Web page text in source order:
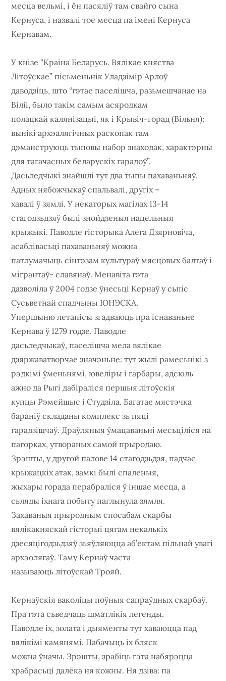
месца вельмі, і ён пасяліў там свайго сына
Кернуса, і назвалі тое месца па імені Кернуса
Кернавам.
У кнізе “Краіна Беларусь. Вялікае княства
Літоўскае” пісьменьнік Уладзімір Арлоў
даводзіць, што “гэтае паселішча, разьмешчанае на
Віліі, было такім самым асяродкам
полацкай калянізацыі, як і Крывіч-горад (Вільня):
вынікі архэалягічных раскопак там
дэманструюць тыповы набор знаходак, характэрны
для тагачасных беларускіх гарадоў”.
Дасьледчыкі знайшлі тут два тыпы пахаваньняў.
Адных нябожчыкаў спальвалі, другіх –
хавалі ў зямлі. У некаторых магілах 13-14
стагодзьдзяў былі знойдзеныя нацельныя
крыжыкі. Паводле гісторыка Алега Дзярновіча,
асаблівасьці пахаваньняў можна
патлумачыць сінтэзам культураў мясцовых балтаў і
мігрантаў- славянаў. Менавіта гэта
дазволіла ў 2004 годзе ўнесьці Кернаў у сьпіс
Сусьветнай спадчыны ЮНЭСКА.
Упершыню летапісы згадваюць пра існаваньне
Кернава ў 1279 годзе. Паводле
дасьледчыкаў, паселішча мела вялікае
дзяржаватворчае значэньне: тут жылі рамесьнікі з
рэдкімі ўменьнямі, ювеліры і гарбары, адсюль
ажно да Рыгі дабіраліся першыя літоўскія
купцы Рэмейшыс і Студзіла. Багатае мястэчка
бараніў складаны комплекс зь пяці
гарадзішчаў. Драўляныя ўмацаваньні месьціліся на
пагорках, утвораных самой прыродаю.
Зрэшты, у другой палове 14 стагодзьдзя, падчас
крыжацкіх атак, замкі былі спаленыя,
жыхары горада перабраліся ў іншае месца, а
сьляды іхнага побыту паглынула зямля.
Захаваныя прыродным спосабам скарбы
вялікакняскай гісторыі цягам некалькіх
дзесяцігодзьдзяў зьяўляюцца аб’ектам пільнай увагі
архэолягаў. Таму Кернаў часта
называюць літоўскай Трояй.
Кернаўскія ваколіцы поўныя сапраўдных скарбаў.
Пра гэта сьведчаць шматлікія легенды.
Паводле іх, золата і дыяменты тут хаваюцца пад
вялікімі камянямі. Пабачыць іх бляск
можна ўначы. Зрэшты, зрабіць гэта набярэцца
храбрасьці далёка ня кожны. Ня дзіва: па